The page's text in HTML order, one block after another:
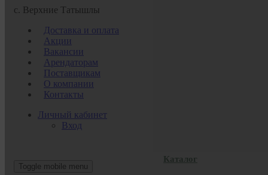
с. Верхние Татышлы
Доставка и оплата
Акции
Вакансии
Арендаторам
Поставщикам
О компании
Контакты
Личный кабинет
Вход
Toggle mobile menu
Каталог